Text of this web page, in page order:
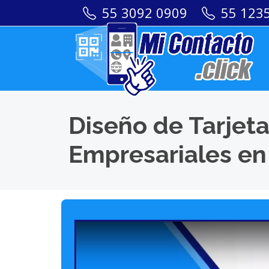
55 3092 0909 55
Diseño de
Empresariales